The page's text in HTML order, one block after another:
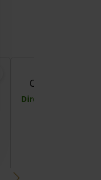
CREOLEN
Direct leverbaar, 1